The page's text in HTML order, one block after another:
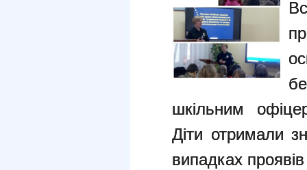
шкільним
Діти отримали
випадках